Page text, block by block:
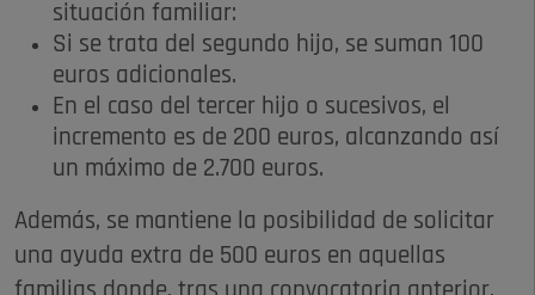
situación familiar:
Si se trata del segundo hijo, se suman 100
euros adicionales.
En el caso del tercer hijo o sucesivos, el
incremento es de 200 euros, alcanzando así
un máximo de 2.700 euros.
Además, se mantiene la posibilidad de solicitar
una ayuda extra de 500 euros en aquellas